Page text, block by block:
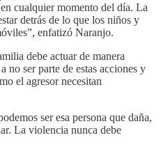
cualquier momento del día. La
detrás de lo que los niños y
enfatizó Naranjo.
debe actuar de manera
no ser parte de estas acciones y
el agresor necesitan
ser esa persona que daña,
La violencia nunca debe